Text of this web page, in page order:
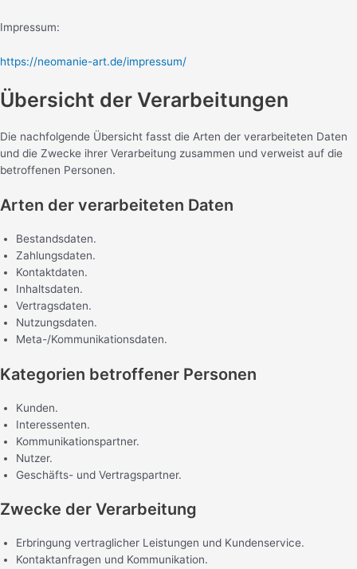
Impressum:
https://neomanie-art.de/impressum/
Übersicht der Verarbeitungen
Die nachfolgende Übersicht fasst die Arten der verarbeiteten Daten
und die Zwecke ihrer Verarbeitung zusammen und verweist auf die
betroffenen Personen.
Arten der verarbeiteten Daten
Bestandsdaten.
Zahlungsdaten.
Kontaktdaten.
Inhaltsdaten.
Vertragsdaten.
Nutzungsdaten.
Meta-/Kommunikationsdaten.
Kategorien betroffener Personen
Kunden.
Interessenten.
Kommunikationspartner.
Nutzer.
Geschäfts- und Vertragspartner.
Zwecke der Verarbeitung
Erbringung vertraglicher Leistungen und Kundenservice.
Kontaktanfragen und Kommunikation.